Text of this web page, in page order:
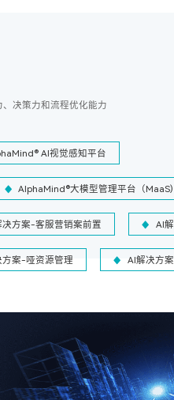
决策力和流程优化能力
AI视觉感知平台
AlphaMind®大模型管理平台（MaaS)
决方案-客服营销案前置 AI
方案-哑资源管理 AI解决方